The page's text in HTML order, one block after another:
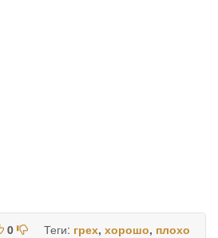
0 Теги: грех, хорошо, плохо